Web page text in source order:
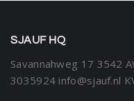
SJAUF HQ
Savannahweg 17 3542
3035924 info@sjauf.nl